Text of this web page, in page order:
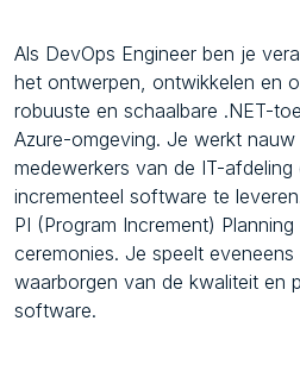
Als DevOps Engineer ben je
het ontwerpen, ontwikkelen en
robuuste en schaalbare .NET-
Azure-omgeving. Je werkt
medewerkers van de IT-
incrementeel software te
PI (Program Increment)
ceremonies. Je speelt
waarborgen van de kwaliteit en
software.